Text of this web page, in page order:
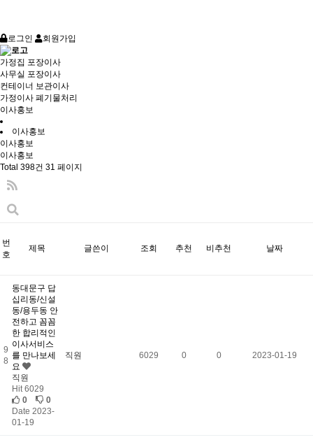
로그인 회원가입
가정집 포장이사
사무실 포장이사
컨테이너 보관이사
가정이사 폐기물처리
이사홍보
이사홍보
이사홍보
이사홍보
Total 398건 31 페이지
번
호
제목 글쓴이 조회 추천 비추천 날짜
9
8
동대문구 답
십리동/신설
동/용두동 안
전하고 꼼꼼
한 합리적인
이사서비스
를 만나보세
요
직원
Hit 6029
0
0
Date 2023-
01-19
직원 6029 0 0 2023-01-19